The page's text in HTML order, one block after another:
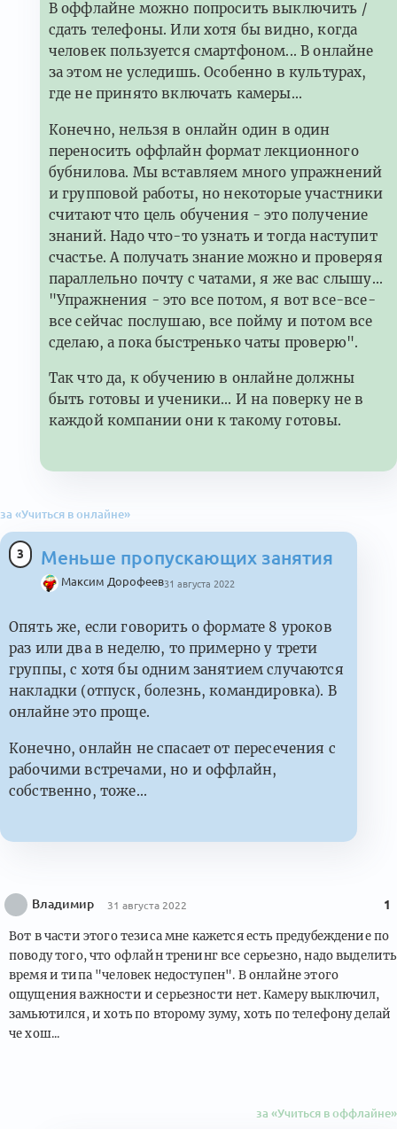
В оффлайне можно попросить выключить /
сдать телефоны. Или хотя бы видно, когда
человек пользуется смартфоном... В онлайне
за этом не уследишь. Особенно в культурах,
где не принято включать камеры...
Конечно, нельзя в онлайн один в один
переносить оффлайн формат лекционного
бубнилова. Мы вставляем много упражнений
и групповой работы, но некоторые участники
считают что цель обучения - это получение
знаний. Надо что-то узнать и тогда наступит
счастье. А получать знание можно и проверяя
параллельно почту с чатами, я же вас слышу...
"Упражнения - это все потом, я вот все-все-
все сейчас послушаю, все пойму и потом все
сделаю, а пока быстренько чаты проверю".
Так что да, к обучению в онлайне должны
быть готовы и ученики... И на поверку не в
каждой компании они к такому готовы.
за «Учиться в онлайне»
Меньше пропускающих занятия
Максим Дорофеев31 августа 2022
3
Опять же, если говорить о формате 8 уроков
раз или два в неделю, то примерно у трети
группы, с хотя бы одним занятием случаются
накладки (отпуск, болезнь, командировка). В
онлайне это проще.
Конечно, онлайн не спасает от пересечения с
рабочими встречами, но и оффлайн,
собственно, тоже...
Владимир 31 августа 2022 1
Вот в части этого тезиса мне кажется есть предубеждение по
поводу того, что офлайн тренинг все серьезно, надо выделить
время и типа "человек недоступен". В онлайне этого
ощущения важности и серьезности нет. Камеру выключил,
замьютился, и хоть по второму зуму, хоть по телефону делай
че хош...
за «Учиться в оффлайне»